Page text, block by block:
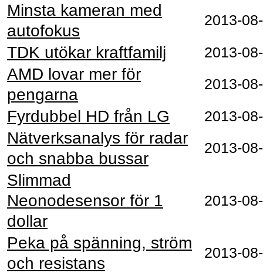
Minsta kameran med
autofokus
2013-
TDK utökar kraftfamilj 2013-
AMD lovar mer för
pengarna
2013-
Fyrdubbel HD från LG 2013-
Nätverksanalys för radar
och snabba bussar
2013-
Slimmad
Neonodesensor för 1
dollar
2013-
Peka på spänning, ström
och resistans
2013-